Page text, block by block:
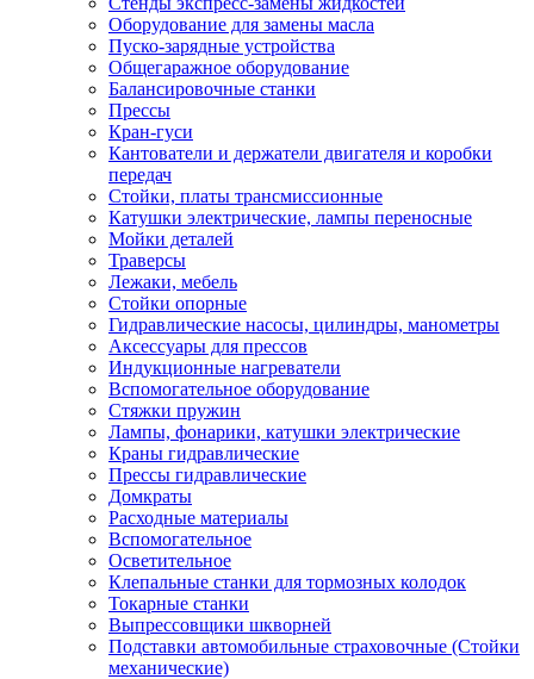
Оборудование для замены масла
Пуско-зарядные устройства
Общегаражное оборудование
Балансировочные станки
Прессы
Кран-гуси
Кантователи и держатели двигателя и коробки
передач
Стойки, платы трансмиссионные
Катушки электрические, лампы переносные
Мойки деталей
Траверсы
Лежаки, мебель
Стойки опорные
Гидравлические насосы, цилиндры, манометры
Аксессуары для прессов
Индукционные нагреватели
Вспомогательное оборудование
Стяжки пружин
Лампы, фонарики, катушки электрические
Краны гидравлические
Прессы гидравлические
Домкраты
Расходные материалы
Вспомогательное
Осветительное
Клепальные станки для тормозных колодок
Токарные станки
Выпрессовщики шкворней
Подставки автомобильные страховочные (Стойки
механические)